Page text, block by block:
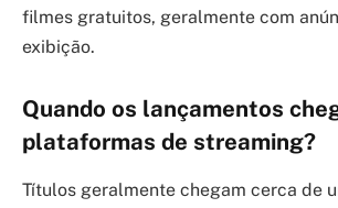
filmes gratuitos, geralmente com
exibição.
Quando os lançamentos
plataformas de streaming?
Títulos geralmente chegam cerca de